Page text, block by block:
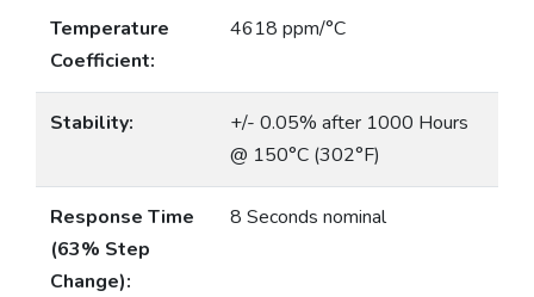
Temperature
Coefficient:
4618 ppm/°C
Stability:
+/- 0.05% after 1000 Hours
@ 150°C (302°F)
Response Time
(63% Step
Change):
8 Seconds nominal